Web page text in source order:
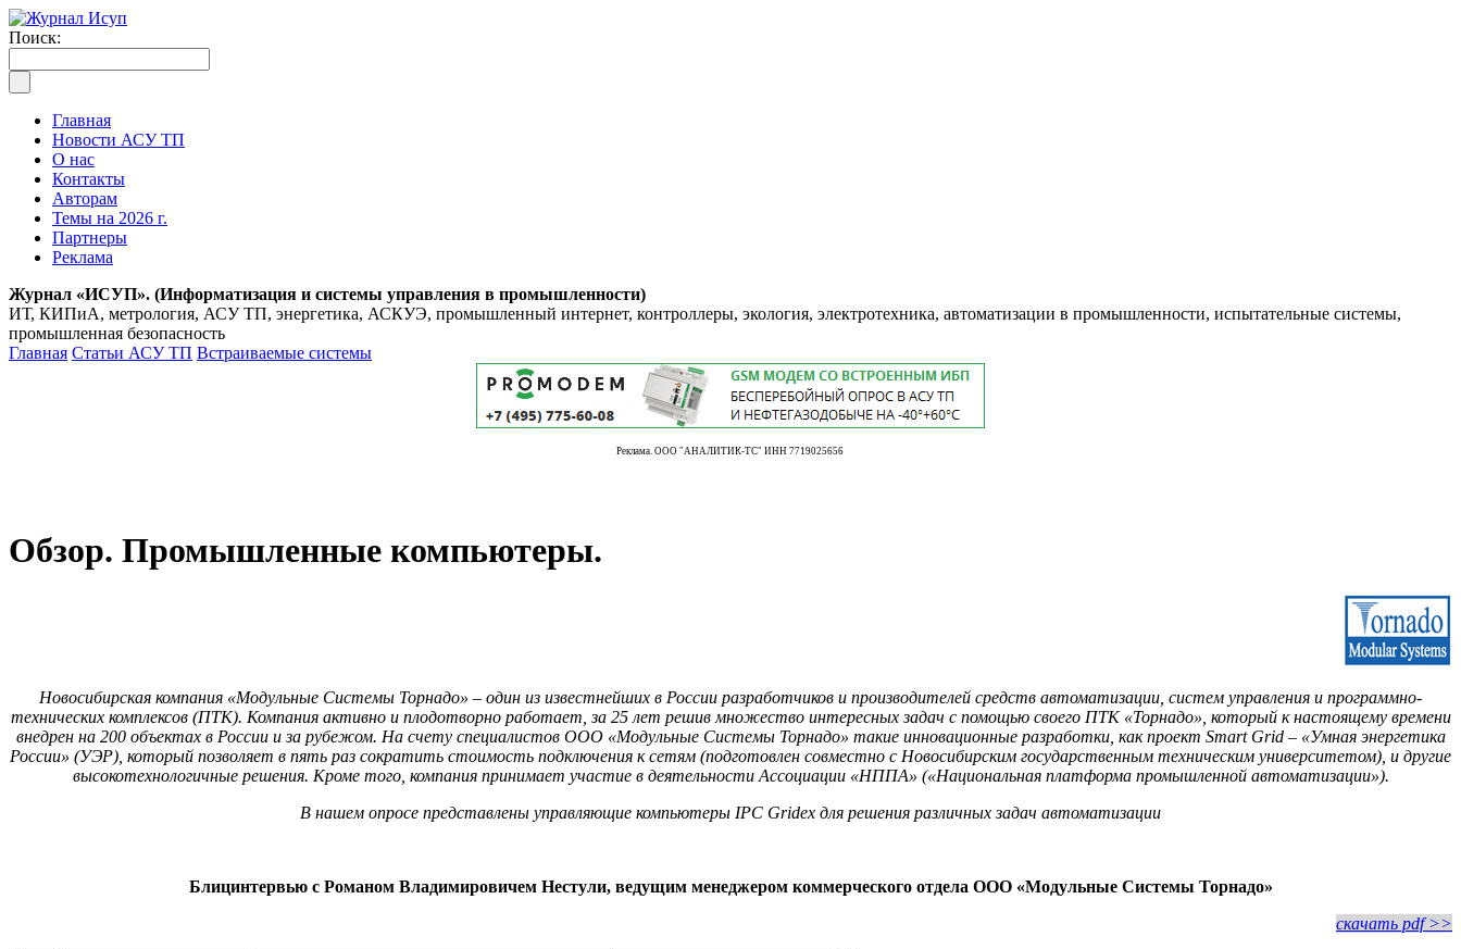
Поиск:
Главная
Новости АСУ ТП
О нас
Контакты
Авторам
Темы на 2026 г.
Партнеры
Реклама
Журнал «ИСУП». (Информатизация и системы управления в промышленности)
ИТ, КИПиА, метрология, АСУ ТП, энергетика, АСКУЭ, промышленный интернет, контроллеры, экология, электротехника, автоматизации в промышленности, испытательные системы,
промышленная безопасность
Главная Статьи АСУ ТП Встраиваемые системы
Реклама. ООО "АНАЛИТИК-ТС" ИНН 7719025656
Обзор. Промышленные компьютеры.
Новосибирская компания «Модульные Системы Торнадо» – один из известнейших в России разработчиков и производителей средств автоматизации, систем управления и программно-
технических комплексов (ПТК). Компания активно и плодотворно работает, за 25 лет решив множество интересных задач с помощью своего ПТК «Торнадо», который к настоящему времени
внедрен на 200 объектах в России и за рубежом. На счету специалистов ООО «Модульные Системы Торнадо» такие инновационные разработки, как проект Smart Grid – «Умная энергетика
России» (УЭР), который позволяет в пять раз сократить стоимость подключения к сетям (подготовлен совместно с Новосибирским государственным техническим университетом), и другие
высокотехнологичные решения. Кроме того, компания принимает участие в деятельности Ассоциации «НППА» («Национальная платформа промышленной автоматизации»).
В нашем опросе представлены управляющие компьютеры IPC Gridex для решения различных задач автоматизации
Блицинтервью с Романом Владимировичем Нестули, ведущим менеджером коммерческого отдела ООО «Модульные Системы Торнадо»
скачать pdf >>